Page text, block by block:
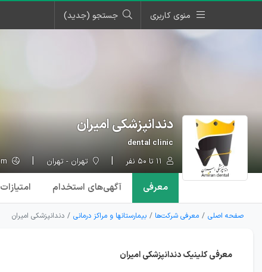
منوی کاربری جستجو (جدید)
دندانپزشکی امیران
dental clinic
تهران - تهران
معرفی آگهی‌های استخدام امتیازات
صفحه اصلی معرفی شرکت‌ها بیمارستانها و مراکز درمانی دندانپزشکی امیران
معرفی کلینیک دندانپزشکی امیران